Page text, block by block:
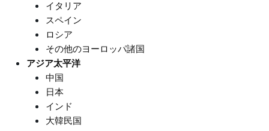
イタリア
スペイン
ロシア
その他のヨーロッパ諸国
アジア太平洋
中国
日本
インド
大韓民国